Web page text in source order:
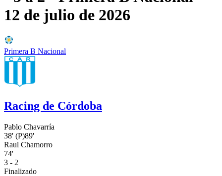
12 de julio de 2026
Primera B Nacional
Racing de Córdoba
Pablo Chavarría
38' (P)89'
Raul Chamorro
74'
3 - 2
Finalizado